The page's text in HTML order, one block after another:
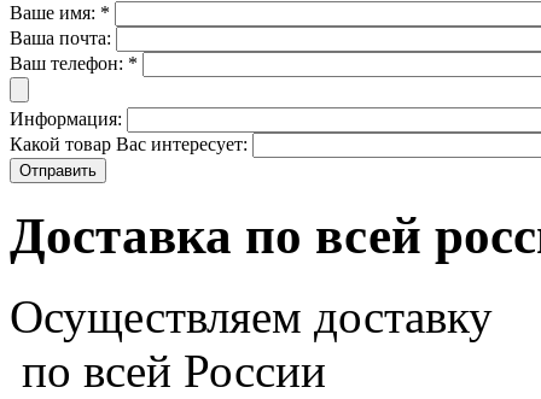
Ваше имя: *
Ваша почта:
Ваш телефон: *
Информация:
Какой товар Вас интересует:
Доставка по всей
Осуществляем доставку
по всей России